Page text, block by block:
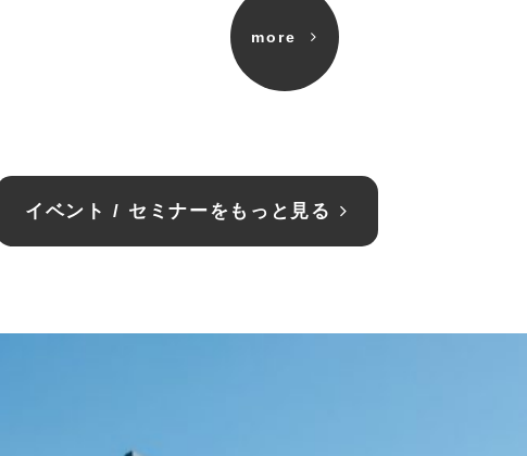
more
イベント / セミナーをもっと見る